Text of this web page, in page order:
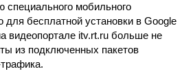
мобильного
для бесплатной установки в Google
видеопортале itv.rt.ru больше не
из подключенных пакетов